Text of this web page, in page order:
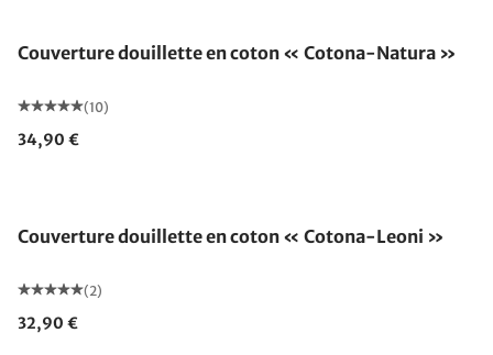
Couverture douillette en coton « Cotona-Natura »
(10)
34,90 €
Couverture douillette en coton « Cotona-Leoni »
(2)
32,90 €